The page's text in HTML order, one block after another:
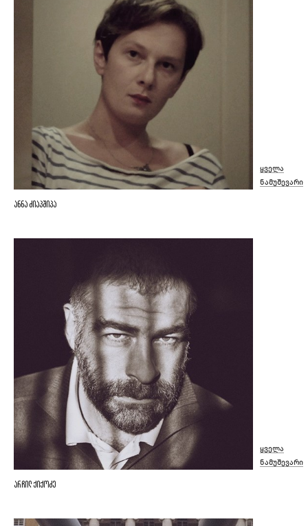
ანნა ძიაპშიპა
ყველა
ნამუშევარი
არჩილ ქიქოძე
ყველა
ნამუშევარი